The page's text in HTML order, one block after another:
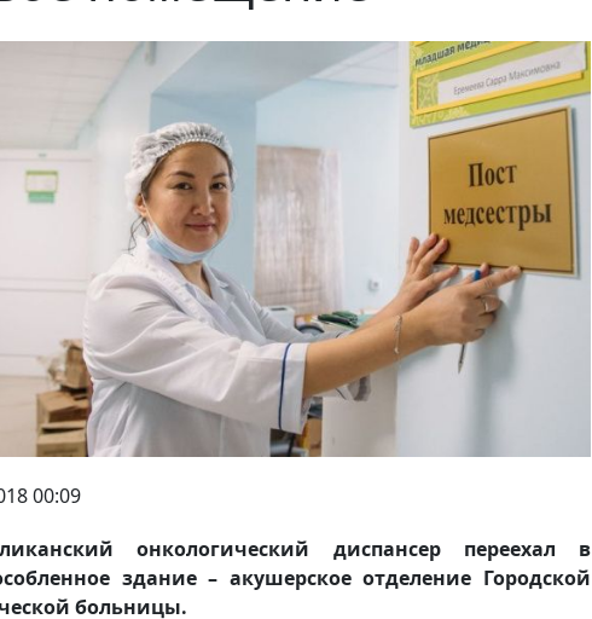
00:09
онкологический диспансер переехал в
здание – акушерское отделение Городской
больницы.